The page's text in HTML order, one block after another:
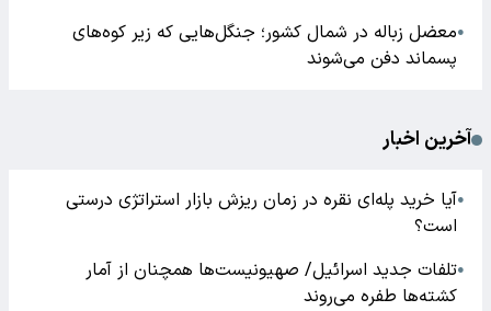
●معضل زباله در شمال کشور؛ جنگل‌هایی که زیر کوه‌های
پسماند دفن می‌شوند
آخرین اخبار
●آیا خرید پله‌ای نقره در زمان ریزش بازار استراتژی درستی
است؟
●تلفات جدید اسرائیل/ صهیونیست‌ها همچنان از آمار
کشته‌ها طفره می‌روند